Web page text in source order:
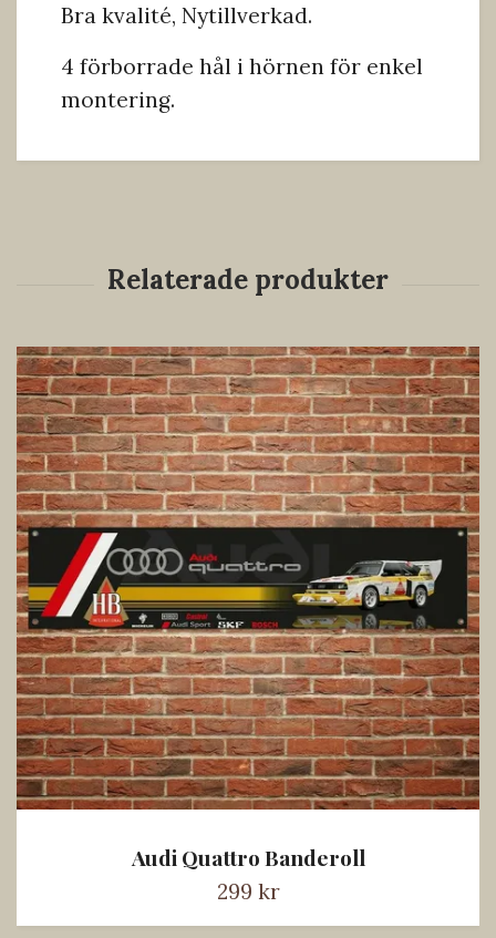
Bra kvalité, Nytillverkad.
4 förborrade hål i hörnen för enkel
montering.
Audi Quattro Banderoll
299 kr